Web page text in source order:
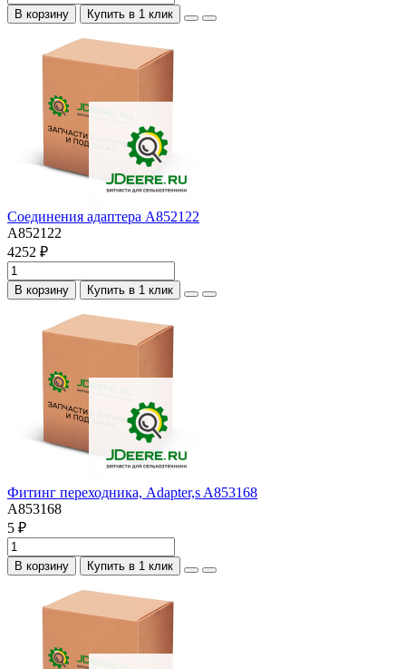
В корзину Купить в 1 клик
Соединения адаптера A852122
A852122
4252 ₽
В корзину Купить в 1 клик
Фитинг переходника, Adapter,s A853168
A853168
5 ₽
В корзину Купить в 1 клик